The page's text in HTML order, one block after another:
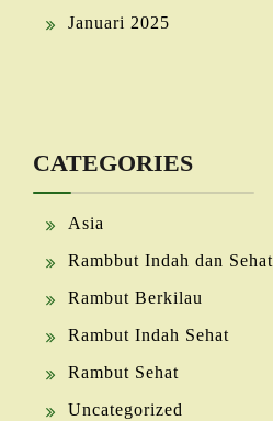
Januari 2025
CATEGORIES
Asia
Rambbut Indah dan Sehat
Rambut Berkilau
Rambut Indah Sehat
Rambut Sehat
Uncategorized